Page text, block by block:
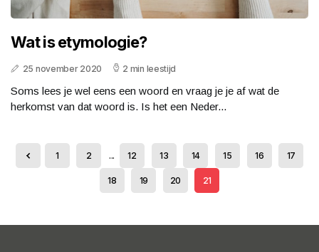
Wat is etymologie?
25 november 2020 2 min leestijd
Soms lees je wel eens een woord en vraag je je af wat de
herkomst van dat woord is. Is het een Neder...
1 2 ... 12 13 14 15 16 17
18 19 20 21